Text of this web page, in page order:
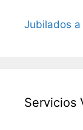
Jubilados a
Servicios